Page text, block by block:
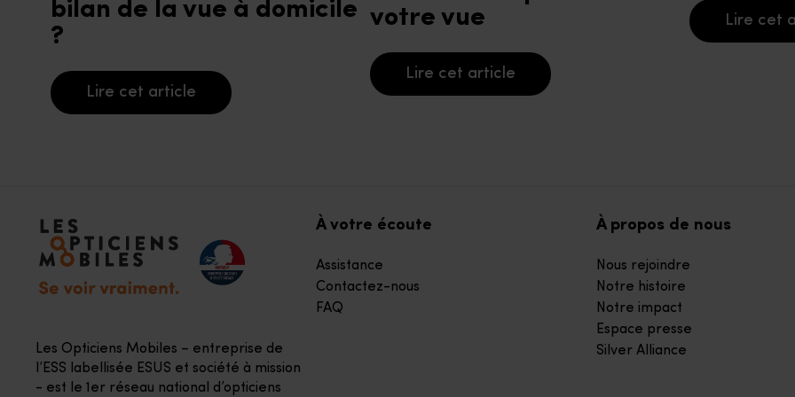
bilan de la vue à domicile
?
Lire cet article
votre vue
Lire cet article
Lire cet
Accéder à notre page d'accueil
Les Opticiens Mobiles – entreprise de
l’ESS labellisée ESUS et société à mission
- est le 1er réseau national d’opticiens
À votre écoute
Assistance
Contactez-nous
FAQ
À propos de nous
Nous rejoindre
Notre histoire
Notre impact
Espace presse
Silver Alliance